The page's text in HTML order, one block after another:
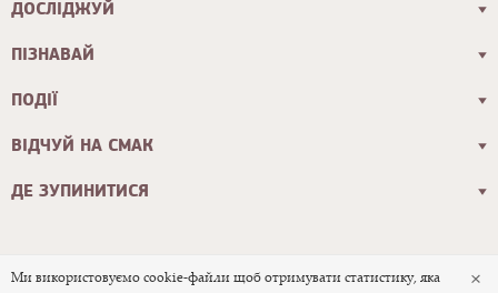
ДОСЛІДЖУЙ
ПІЗНАВАЙ
ПОДІЇ
ВІДЧУЙ НА СМАК
ДЕ ЗУПИНИТИСЯ
×
Ми використовуємо cookie-файли щоб отримувати статистику, яка